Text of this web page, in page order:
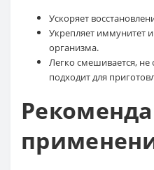
Ускоряет
Укрепляет иммунитет
организма.
Легко смешивается, не
подходит для